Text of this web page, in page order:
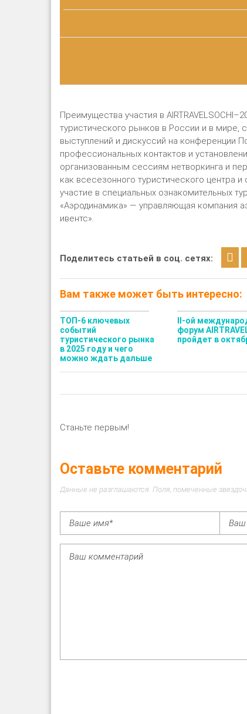
Преимущества участия в
туристического рынков в России и в мире,
выступлений и дискуссий на конференции
профессиональных контактов и
организованным сессиям нетворкинга и
как всесезонного туристического центра
участие в специальных ознакомительных
«Аэродинамика» — управляющая компания
ивентс».
Поделитесь статьей в соц. сетях:
Вам также может быть интересно:
ТОП-6 ключевых
событий
туристического рынка
в 2025 году и чего
можно ждать дальше
II-ой
форум
пройдет в
Станьте первым!
Оставьте комментарий
Данные не разглашаются. Поля, помеченные